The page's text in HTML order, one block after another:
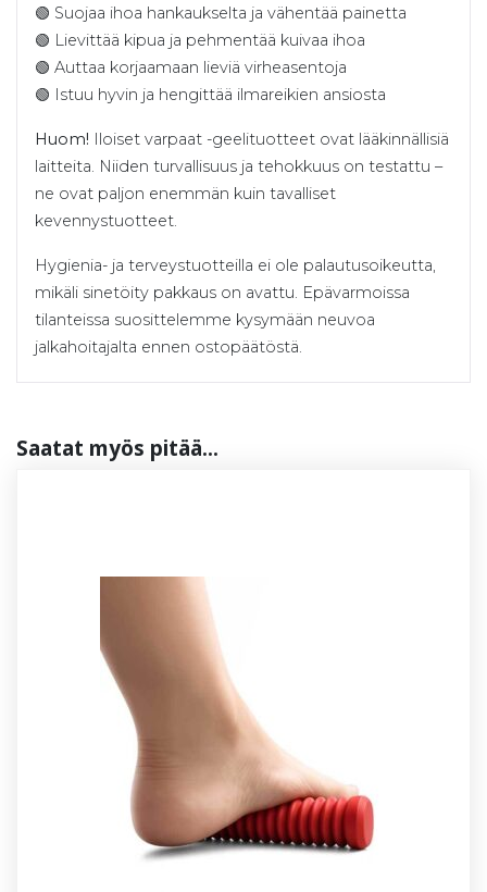
🟢 Suojaa ihoa hankaukselta ja vähentää painetta
🟢 Lievittää kipua ja pehmentää kuivaa ihoa
🟢 Auttaa korjaamaan lieviä virheasentoja
🟢 Istuu hyvin ja hengittää ilmareikien ansiosta
Huom! Iloiset varpaat -geelituotteet ovat lääkinnällisiä
laitteita. Niiden turvallisuus ja tehokkuus on testattu –
ne ovat paljon enemmän kuin tavalliset
kevennystuotteet.
Hygienia- ja terveystuotteilla ei ole palautusoikeutta,
mikäli sinetöity pakkaus on avattu. Epävarmoissa
tilanteissa suosittelemme kysymään neuvoa
jalkahoitajalta ennen ostopäätöstä.
Saa­tat myös pi­tää...